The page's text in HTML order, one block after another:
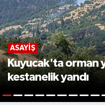
ASAYIŞ
Kuyucak'ta orman
kestanelik yandı